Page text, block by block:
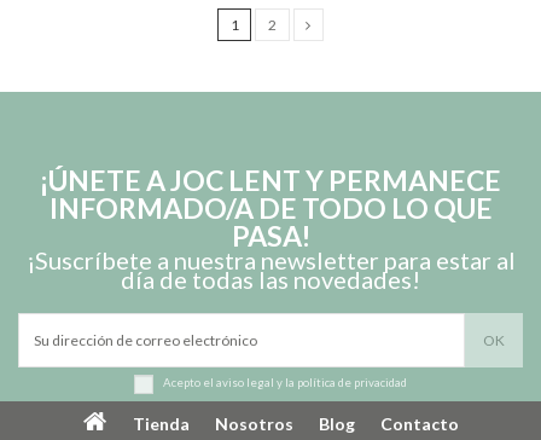
1 2
¡ÚNETE A JOC LENT Y PERMANECE
INFORMADO/A DE TODO LO QUE
PASA!
¡Suscríbete a nuestra newsletter para estar al
día de todas las novedades!
Acepto el aviso legal y la política de privacidad
Tienda Nosotros Blog Contacto